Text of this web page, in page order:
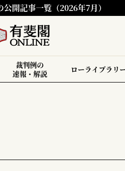
公開記事一覧（2026年7月）
裁判例の
速報・解説
ローライブラリ